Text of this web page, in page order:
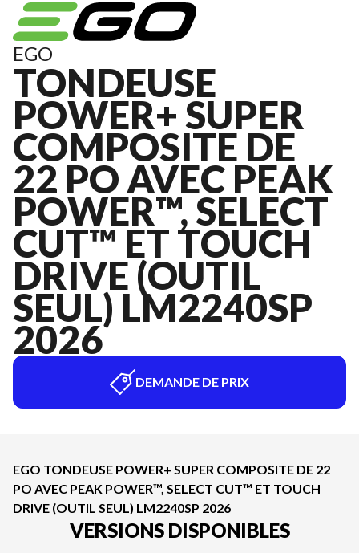
EGO
TONDEUSE
POWER+ SUPER
COMPOSITE DE
22 PO AVEC PEAK
POWER™, SELECT
CUT™ ET TOUCH
DRIVE (OUTIL
SEUL) LM2240SP
2026
DEMANDE DE PRIX
EGO TONDEUSE POWER+ SUPER COMPOSITE DE 22
PO AVEC PEAK POWER™, SELECT CUT™ ET TOUCH
DRIVE (OUTIL SEUL) LM2240SP 2026
VERSIONS DISPONIBLES